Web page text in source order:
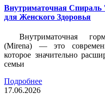
Внутриматочная
для Женского Здоровья
Внутриматочная
(Mirena) — это
которое значительно
семьи
Подробнее
17.06.2026